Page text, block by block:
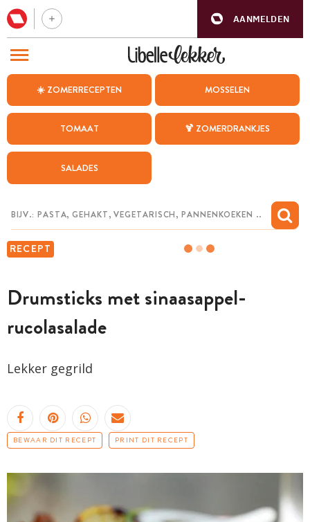
AANMELDEN
☀️ ZOMERRECEPTEN MOSSELEN
TOMAAT 🍹 ZOMERDRANKJES
SALADES
RECEPT
Drumsticks met sinaasappel-
rucolasalade
Lekker gegrild
BEWAAR DIT RECEPT PRINT DIT RECEPT
BEZOEK ONZE ANDERE WEBSITES
WEEKMENU
CHAT MET MAIA
MIJN BEWAARDE RECEPTEN